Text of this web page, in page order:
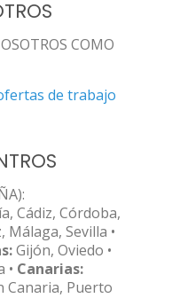
COMO
de trabajo
Cádiz, Córdoba,
Málaga, Sevilla •
Gijón, Oviedo •
• Canarias:
Canaria, Puerto